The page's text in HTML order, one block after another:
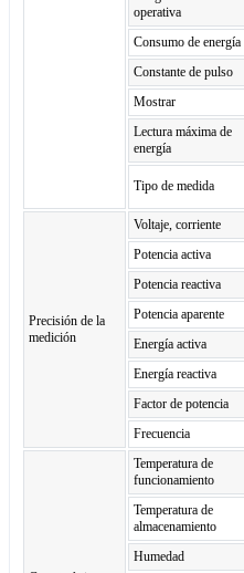
operativa
Consumo de energía
Constante de pulso
Mostrar
Lectura máxima de
energía
Tipo de medida
Precisión de la
medición
Voltaje, corriente
Potencia activa
Potencia reactiva
Potencia aparente
Energía activa
Energía reactiva
Factor de potencia
Frecuencia
Temperatura de
funcionamiento
Temperatura de
almacenamiento
Humedad